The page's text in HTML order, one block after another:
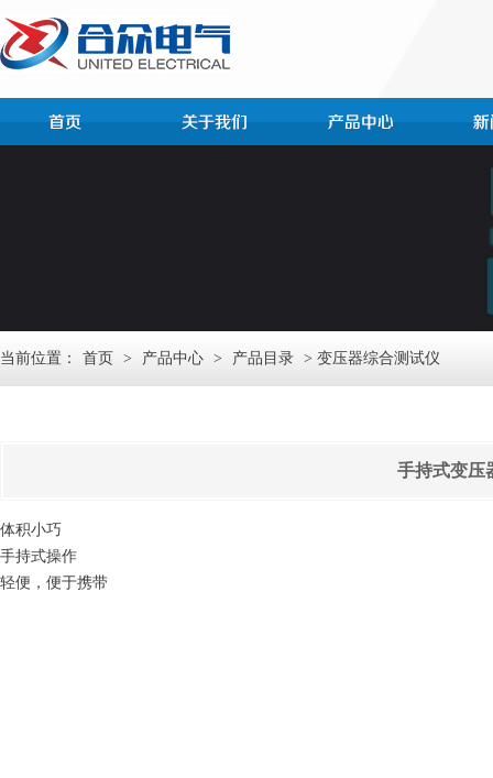
当前位置： 首页 > 产品中心 > 产品目录 > 变压器综合测试仪
手持式变压
体积小巧
手持式操作
轻便，便于携带